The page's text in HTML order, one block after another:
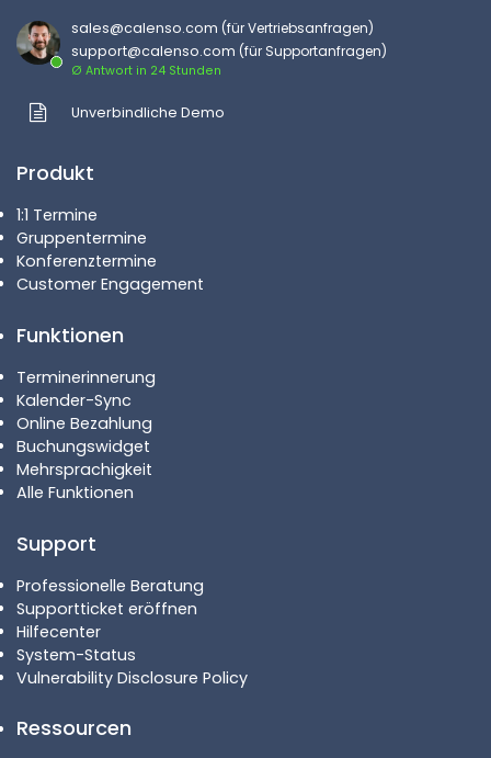
sales@calenso.com (für Vertriebsanfragen)
support@calenso.com (für Supportanfragen)
Ø Antwort in 24 Stunden
Unverbindliche Demo
Produkt
1:1 Termine
Gruppentermine
Konferenztermine
Customer Engagement
Funktionen
Terminerinnerung
Kalender-Sync
Online Bezahlung
Buchungswidget
Mehrsprachigkeit
Alle Funktionen
Support
Professionelle Beratung
Supportticket eröffnen
Hilfecenter
System-Status
Vulnerability Disclosure Policy
Ressourcen